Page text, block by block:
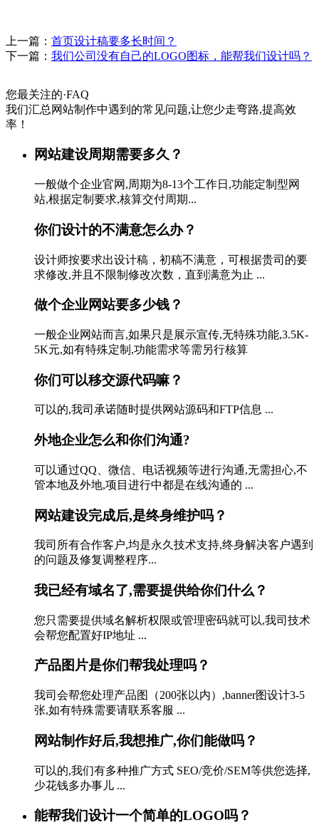
上一篇： 首页设计稿要多长时间？
下一篇： 我们公司没有自己的LOGO图标，能帮我们设计吗？
您最关注的·FAQ
我们汇总网站制作中遇到的常见问题,让您少走弯路,提高效
率！
网站建设周期需要多久？
一般做个企业官网,周期为8-13个工作日,功能定制型网
站,根据定制要求,核算交付周期...
你们设计的不满意怎么办？
设计师按要求出设计稿，初稿不满意，可根据贵司的要
求修改,并且不限制修改次数，直到满意为止 ...
做个企业网站要多少钱？
一般企业网站而言,如果只是展示宣传,无特殊功能,3.5K-
5K元,如有特殊定制,功能需求等需另行核算
你们可以移交源代码嘛？
可以的,我司承诺随时提供网站源码和FTP信息 ...
外地企业怎么和你们沟通?
可以通过QQ、微信、电话视频等进行沟通,无需担心,不
管本地及外地,项目进行中都是在线沟通的 ...
网站建设完成后,是终身维护吗？
我司所有合作客户,均是永久技术支持,终身解决客户遇到
的问题及修复调整程序...
我已经有域名了,需要提供给你们什么？
您只需要提供域名解析权限或管理密码就可以,我司技术
会帮您配置好IP地址 ...
产品图片是你们帮我处理吗？
我司会帮您处理产品图（200张以内）,banner图设计3-5
张,如有特殊需要请联系客服 ...
网站制作好后,我想推广,你们能做吗？
可以的,我们有多种推广方式 SEO/竞价/SEM等供您选择,
少花钱多办事儿 ...
能帮我们设计一个简单的LOGO吗？